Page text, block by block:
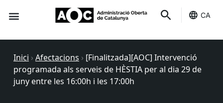
CA
Inici › Afectacions › [Finalitzada][AOC] Intervenció
programada als serveis de HÈSTIA per al dia 29 de
juny entre les 16:00h i les 17:00h